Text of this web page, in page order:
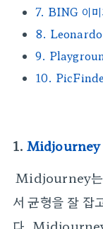
7. BING 이미
8.
9.
10.
1. Midjourney
Midjourney는
서 균형을 잘 잡